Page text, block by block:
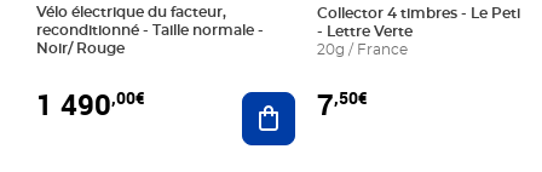
Vélo électrique du facteur,
reconditionné - Taille normale -
Noir/ Rouge
1 490,00€ Ajouter au panier
Collector 4 timbres - Le Petit
- Lettre Verte
20g / France
7,50€